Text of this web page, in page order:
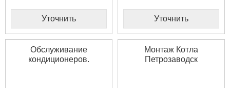
Уточнить Уточнить
Обслуживание
кондиционеров.
Монтаж Котла
Петрозаводск